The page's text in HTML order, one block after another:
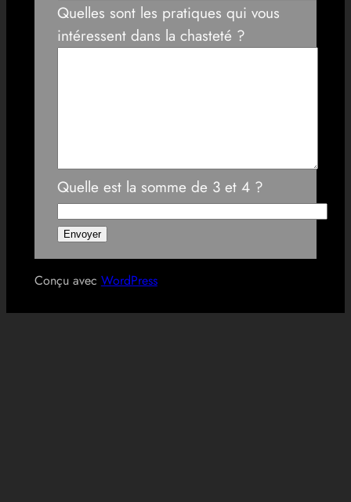
Quelles sont les pratiques qui vous
intéressent dans la chasteté ?
Quelle est la somme de 3 et 4 ?
Conçu avec WordPress